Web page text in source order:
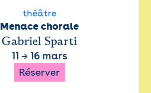
théâtre
Menace chorale
Gabriel Sparti
11 → 16 mars
Réserver